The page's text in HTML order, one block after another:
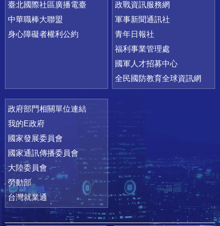
臺北國際社區廣播電臺
中華職棒大聯盟
身心障礙者權利公約
政戰資訊服務網
軍事新聞通訊社
青年日報社
福利事業管理處
國軍人才招募中心
全民國防教育全球資訊網
政府部門相關單位連結
我的E政府
國家發展委員會
國家通訊傳播委員會
大陸委員會
勞動部
台灣就業通